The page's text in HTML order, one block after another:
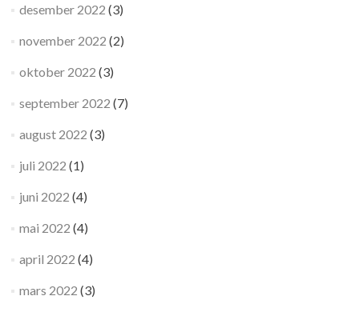
desember 2022 (3)
november 2022 (2)
oktober 2022 (3)
september 2022 (7)
august 2022 (3)
juli 2022 (1)
juni 2022 (4)
mai 2022 (4)
april 2022 (4)
mars 2022 (3)